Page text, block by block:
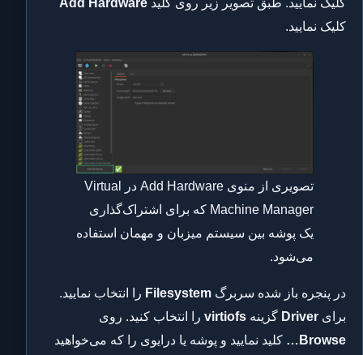
کلیک نمایید.
تصویری از منوی Add Hardware در Virtual
Machine Manager که برای اشتراک‌گذاری
یک پوشه بین سیستم میزبان و مهمان استفاده
می‌شود.
در پنجره باز شده سربرگ Filesystem را انتخاب نمایید.
برای Driver گزینه virtiofs را انتخاب کنید. روی
Browse…
کلید نمایید و پوشه یا درایوی را که می‌خواهید